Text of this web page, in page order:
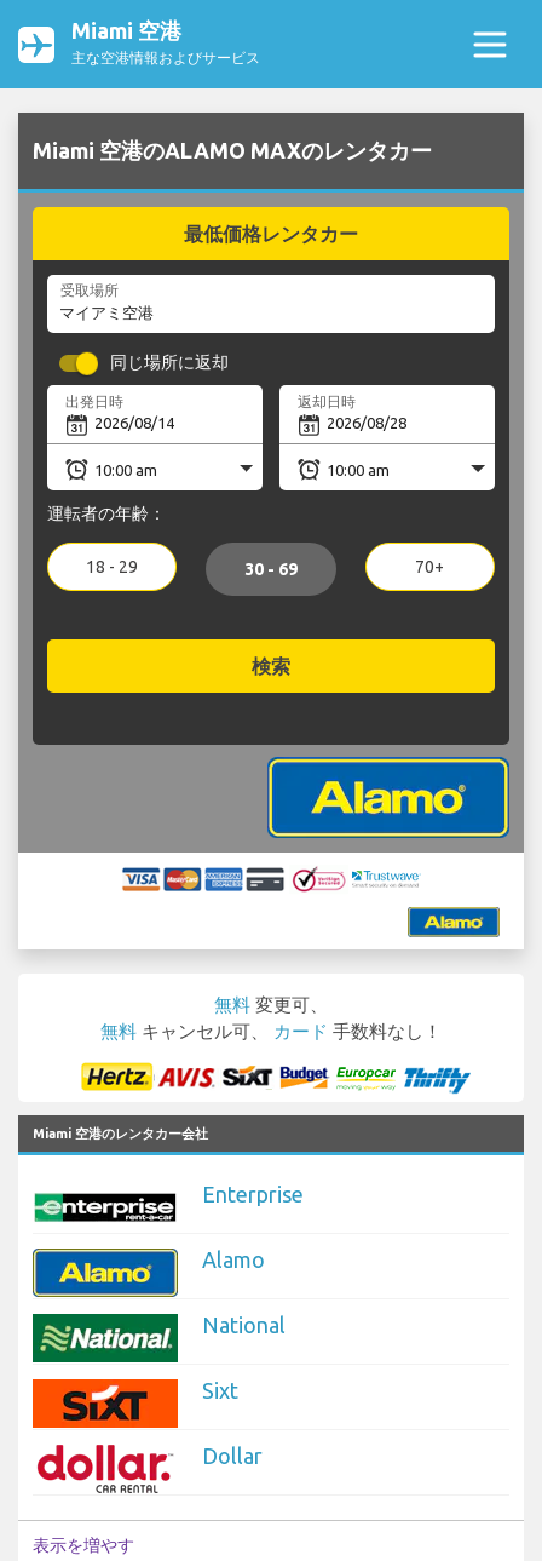
Miami 空港
主な空港情報およびサービス
Miami 空港のALAMO MAXのレンタカー
最低価格レンタカー
受取場所
同じ場所に返却
出発日時 返却日時
運転者の年齢：
18 - 29 30 - 69 70+
検索
無料 変更可、
無料 キャンセル可、 カード 手数料なし！
Miami 空港のレンタカー会社
Enterprise
Alamo
National
Sixt
Dollar
表示を増やす